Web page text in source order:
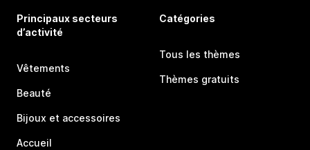
Principaux secteurs
d’activité
Vêtements
Beauté
Bijoux et accessoires
Accueil
Catégories
Tous les thèmes
Thèmes gratuits